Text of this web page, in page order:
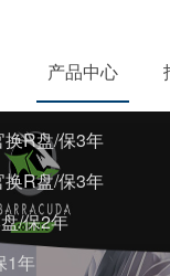
产品中心
R盘/保3年
R盘/保3年
/保2年
1年